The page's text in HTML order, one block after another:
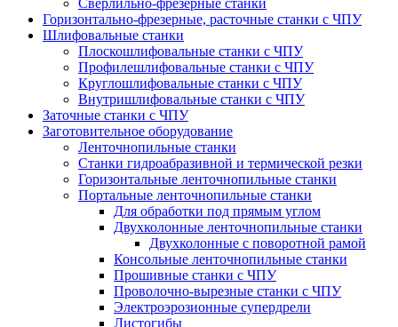
Сверлильно-фрезерные станки
Горизонтально-фрезерные, расточные станки с ЧПУ
Шлифовальные станки
Плоскошлифовальные станки с ЧПУ
Профилешлифовальные станки с ЧПУ
Круглошлифовальные станки с ЧПУ
Внутришлифовальные станки с ЧПУ
Заточные станки с ЧПУ
Заготовительное оборудование
Ленточнопильные станки
Станки гидроабразивной и термической резки
Горизонтальные ленточнопильные станки
Портальные ленточнопильные станки
Для обработки под прямым углом
Двухколонные ленточнопильные станки
Двухколонные с поворотной рамой
Консольные ленточнопильные станки
Прошивные станки с ЧПУ
Проволочно-вырезные станки с ЧПУ
Электроэрозионные супердрели
Листогибы